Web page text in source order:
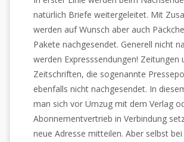
natürlich Briefe weitergeleitet. Mit
werden auf Wunsch aber auch
Pakete nachgesendet. Generell nicht
werden Expresssendungen! Zeitungen
Zeitschriften, die sogenannte
ebenfalls nicht nachgesendet. In
man sich vor Umzug mit dem Verlag
Abonnementvertrieb in Verbindung
neue Adresse mitteilen. Aber selbst